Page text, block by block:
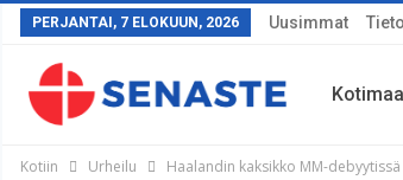
PERJANTAI, 7 ELOKUUN, 2026 Uusimmat
Kotimaa
Kotiin Urheilu Haalandin kaksikko MM-